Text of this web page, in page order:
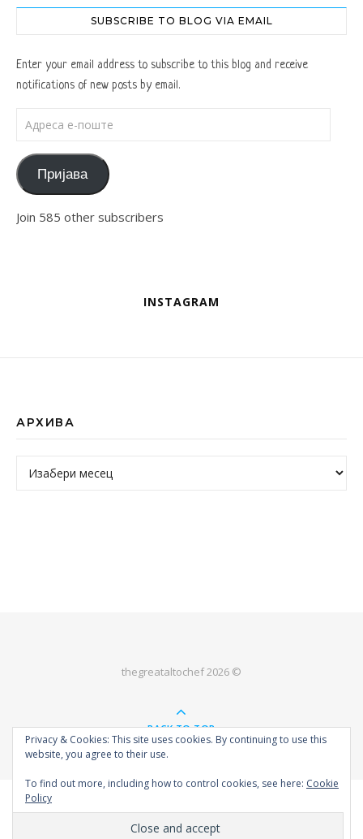
SUBSCRIBE TO BLOG VIA EMAIL
Enter your email address to subscribe to this blog and receive
notifications of new posts by email.
Пријава
Join 585 other subscribers
INSTAGRAM
АРХИВА
Архива
thegreataltochef 2026 ©
BACK TO TOP
Privacy & Cookies: This site uses cookies. By continuing to use this
website, you agree to their use.
To find out more, including how to control cookies, see here: Cookie
Policy